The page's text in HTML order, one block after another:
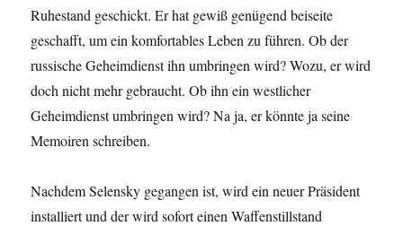
Ruhestand geschickt. Er hat gewiß genügend beiseite
geschafft, um ein komfortables Leben zu führen. Ob der
russische Geheimdienst ihn umbringen wird? Wozu, er wird
doch nicht mehr gebraucht. Ob ihn ein westlicher
Geheimdienst umbringen wird? Na ja, er könnte ja seine
Memoiren schreiben.
Nachdem Selensky gegangen ist, wird ein neuer Präsident
installiert und der wird sofort einen Waffenstillstand